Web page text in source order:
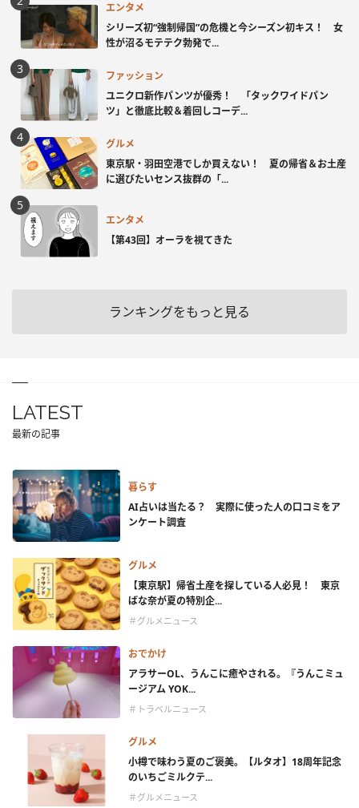
エンタメ
シリーズ初“強制帰国”の危機と今シーズン初キス！ 女
性が沼るモテテク勃発で...
ファッション
ユニクロ新作パンツが優秀！ 「タックワイドパン
ツ」と徹底比較＆着回しコーデ...
グルメ
東京駅・羽田空港でしか買えない！ 夏の帰省＆お土産
に選びたいセンス抜群の「...
エンタメ
【第43回】オーラを視てきた
ランキングをもっと見る
LATEST
最新の記事
暮らす
AI占いは当たる？ 実際に使った人の口コミをア
ンケート調査
グルメ
【東京駅】帰省土産を探している人必見！ 東京
ばな奈が夏の特別企...
＃グルメニュース
おでかけ
アラサーOL、うんこに癒やされる。『うんこミュ
ージアム YOK...
＃トラベルニュース
グルメ
小樽で味わう夏のご褒美。【ルタオ】18周年記念
のいちごミルクテ...
＃グルメニュース